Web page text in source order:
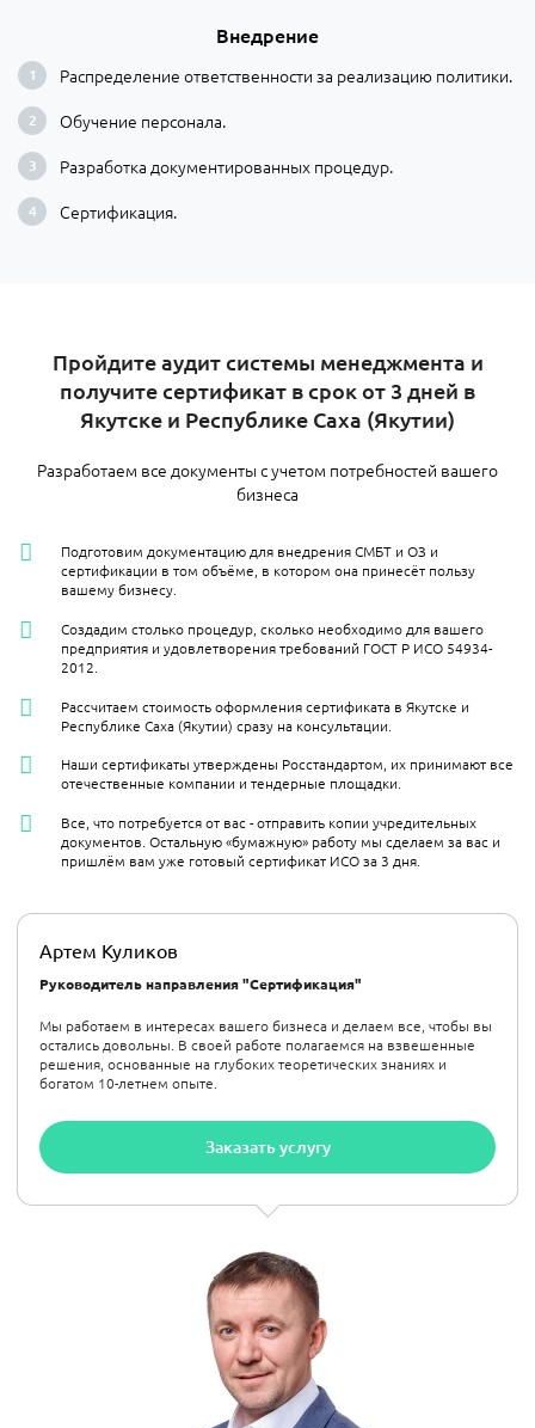
Внедрение
Распределение ответственности за реализацию политики.
Обучение персонала.
Разработка документированных процедур.
Сертификация.
Пройдите аудит системы менеджмента и
получите сертификат в срок от 3 дней в
Якутске и Республике Саха (Якутии)
Разработаем все документы с учетом потребностей вашего
бизнеса
Артем Куликов
Руководитель направления "Сертификация"
Мы работаем в интересах вашего бизнеса и делаем все, чтобы вы
остались довольны. В своей работе полагаемся на взвешенные
решения, основанные на глубоких теоретических знаниях и
богатом 10-летнем опыте.
Заказать услугу
Подготовим документацию для внедрения СМБТ и ОЗ и
сертификации в том объёме, в котором она принесёт пользу
вашему бизнесу.
Создадим столько процедур, сколько необходимо для вашего
предприятия и удовлетворения требований ГОСТ Р ИСО 54934-
2012.
Рассчитаем стоимость оформления сертификата в Якутске и
Республике Саха (Якутии) сразу на консультации.
Наши сертификаты утверждены Росстандартом, их принимают все
отечественные компании и тендерные площадки.
Все, что потребуется от вас - отправить копии учредительных
документов. Остальную «бумажную» работу мы сделаем за вас и
пришлём вам уже готовый сертификат ИСО за 3 дня.